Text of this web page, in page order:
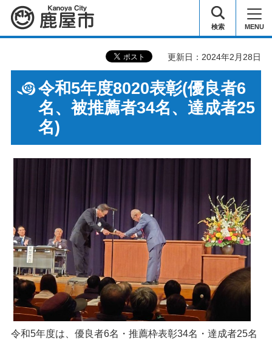
鹿屋市 検索 MENU
更新日：2024年2月28日
令和5年度8020表彰(優良者6
名、被推薦者34名、達成者25
名)
令和5年度は、優良者6名・推薦枠表彰34名・達成者25名